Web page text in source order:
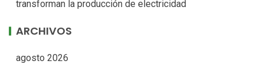
transforman la producción de electricidad
ARCHIVOS
agosto 2026